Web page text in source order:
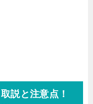
説と注意点！